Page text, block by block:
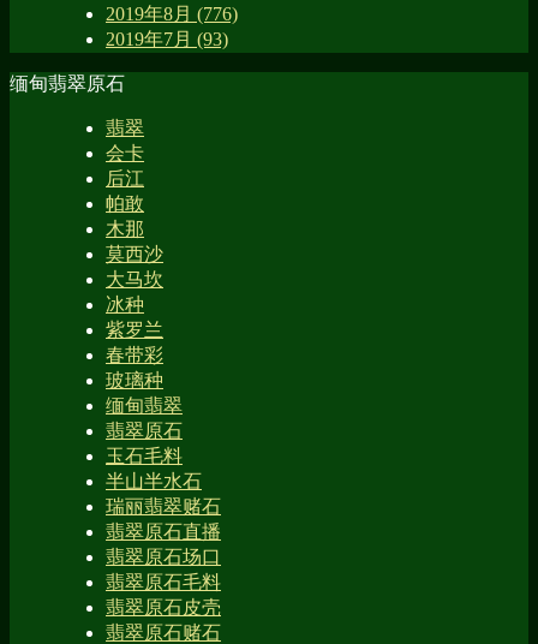
2019年8月 (776)
2019年7月 (93)
缅甸翡翠原石
翡翠
会卡
后江
帕敢
木那
莫西沙
大马坎
冰种
紫罗兰
春带彩
玻璃种
缅甸翡翠
翡翠原石
玉石毛料
半山半水石
瑞丽翡翠赌石
翡翠原石直播
翡翠原石场口
翡翠原石毛料
翡翠原石皮壳
翡翠原石赌石